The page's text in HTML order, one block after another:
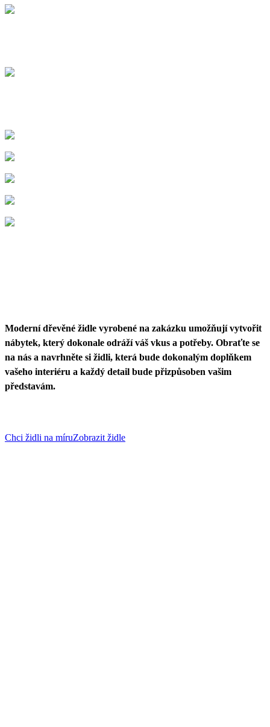
Moderní dřevěné židle vyrobené na zakázku umožňují vytvořit
nábytek, který dokonale odráží váš vkus a potřeby. Obraťte se
na nás a navrhněte si židli, která bude dokonalým doplňkem
vašeho interiéru a každý detail bude přizpůsoben vašim
představám.
Chci židli na míruZobrazit židle